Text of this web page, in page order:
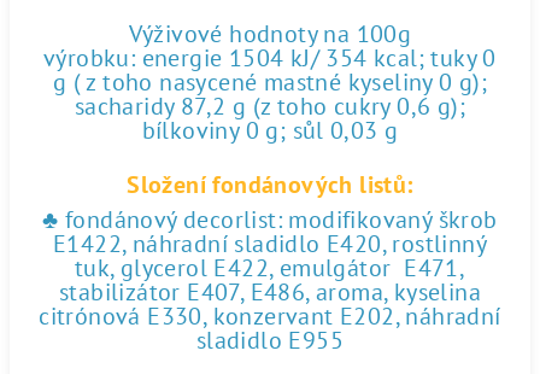
Výživové hodnoty na 100g
výrobku: energie 1504 kJ/ 354 kcal; tuky 0
g ( z toho nasycené mastné kyseliny 0 g);
sacharidy 87,2 g (z toho cukry 0,6 g);
bílkoviny 0 g; sůl 0,03 g
Složení fondánových listů:
♣ fondánový decorlist: modifikovaný škrob
E1422, náhradní sladidlo E420, rostlinný
tuk, glycerol E422, emulgátor E471,
stabilizátor E407, E486, aroma, kyselina
citrónová E330, konzervant E202, náhradní
sladidlo E955